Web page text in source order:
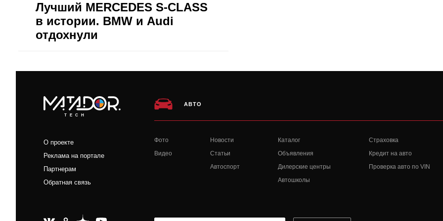
Лучший MERCEDES S-CLASS
в истории. BMW и Audi
отдохнули
TECH
О проекте
Реклама на портале
Партнерам
Обратная связь
АВТО
Фото
Видео
Новости
Статьи
Автоспорт
Каталог
Объявления
Дилерские центры
Автошколы
Страховка
Кредит на авто
Проверка авто по VIN